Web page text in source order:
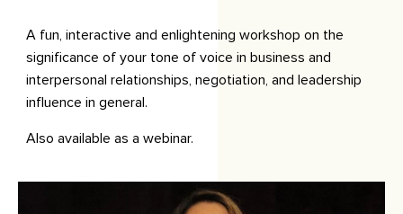
A fun, interactive and enlightening workshop on the
significance of your tone of voice in business and
interpersonal relationships, negotiation, and leadership
influence in general.
Also available as a webinar.